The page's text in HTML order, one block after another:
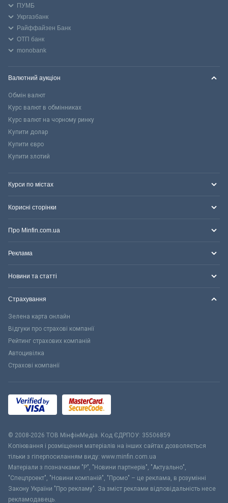
ПУМБ
Укргазбанк
Райффайзен Банк
ОТП банк
monobank
Валютний аукціон
Обмін валют
Курс валют в обмінниках
Курс валют на чорному ринку
Купити долар
Купити євро
Купити злотий
Курси по містах
Корисні сторінки
Про Minfin.com.ua
Реклама
Новини та статті
Страхування
Зелена карта онлайн
Відгуки про страхові компанії
Рейтинг страхових компаній
Автоцивілка
Страхові компанії
© 2008-2026 ТОВ МiнфiнМедiа. Код ЄДРПОУ: 35506859
Копіювання і розміщення матеріалів на інших сайтах дозволяється
тільки з гіперпосиланням виду: www.minfin.com.ua
Матеріали з позначками "Р", "Новини партнерів", "Актуально",
"Спецпроект", "Новини компаній", "Промо" – це реклама, в розумінні
Закону України "Про рекламу". За зміст реклами відповідальність несе
рекламодавець.